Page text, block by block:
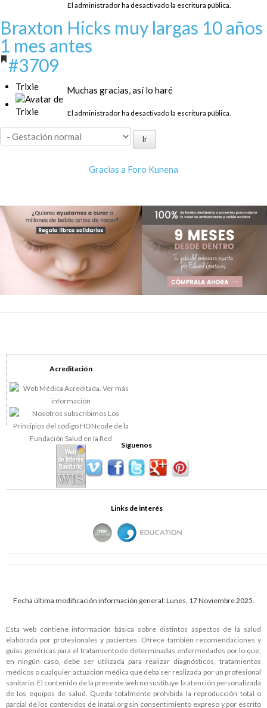
El administrador ha desactivado la escritura pública.
Braxton Hicks muy largas 10 años
1 mes antes
#3709
Trixie Muchas gracias, así lo haré
El administrador ha desactivado la escritura pública.
Gracias a Foro Kunena
Acreditación
Síguenos
Links de interés
Fecha última modificación información general: Lunes, 17 Noviembre 2025.
Esta web contiene información básica sobre distintos aspectos de la salud
elaborada por profesionales y pacientes. Ofrece también recomendaciones y
guías genéricas para el tratamiento de determinadas enfermedades por lo que,
en ningún caso, debe ser utilizada para realizar diagnósticos, tratamientos
médicos o cualquier actuación médica que deba ser realizada por un profesional
sanitario. El contenido de la presente web no sustituye la atención personalizada
de los equipos de salud. Queda totalmente prohibida la reproducción total o
parcial de los contenidos de inatal.orgsin consentimiento expreso y por escrito